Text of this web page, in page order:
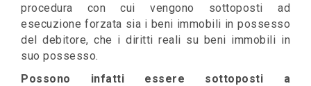
procedura con cui vengono sottoposti ad
esecuzione forzata sia i beni immobili in possesso
del debitore, che i diritti reali su beni immobili in
suo possesso.
Possono infatti essere sottoposti a